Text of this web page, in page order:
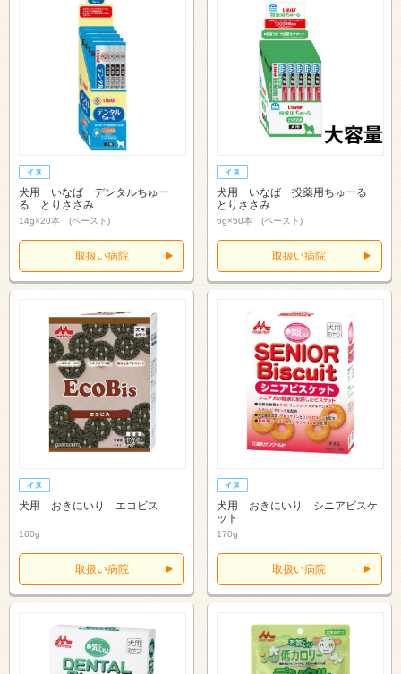
犬用 いなば デンタルちゅー
る とりささみ
14g×20本 (ペースト)
取扱い病院
犬用 いなば 投薬用ちゅーる
とりささみ
6g×50本 (ペースト)
取扱い病院
犬用 おきにいり エコビス
160g
取扱い病院
犬用 おきにいり シニアビスケ
ット
170g
取扱い病院